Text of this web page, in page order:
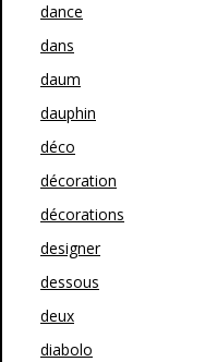
dance
dans
daum
dauphin
déco
décoration
décorations
designer
dessous
deux
diabolo